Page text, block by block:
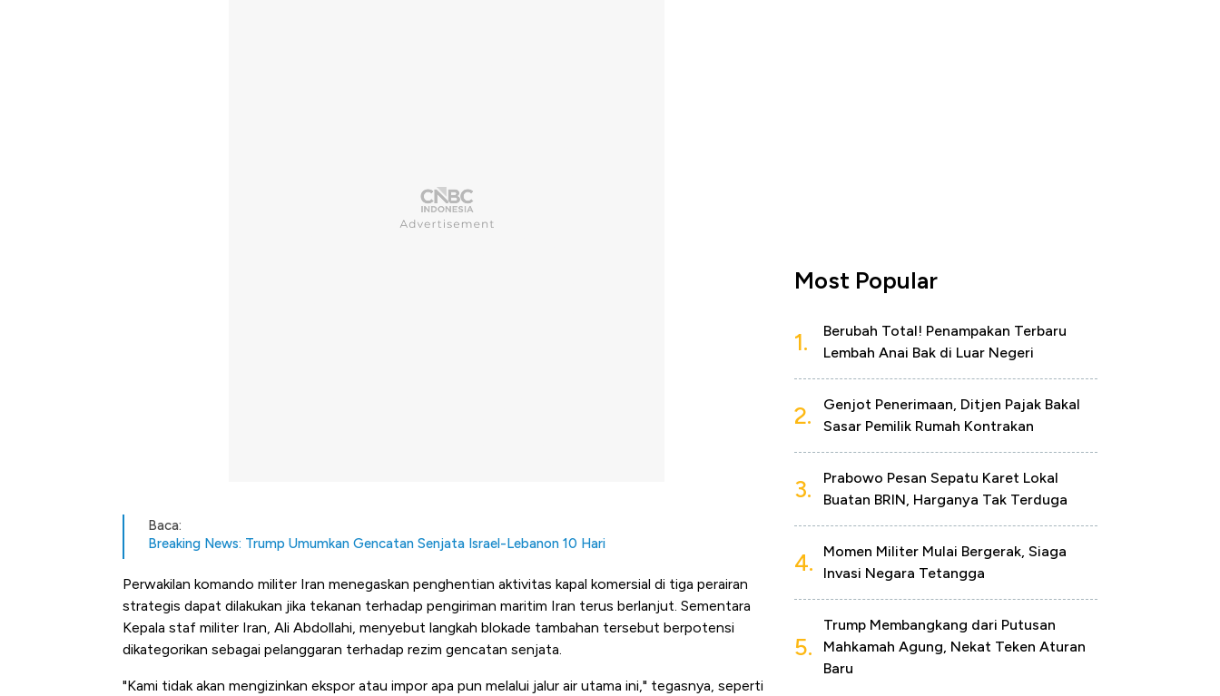
Baca:
Breaking News: Trump Umumkan Gencatan Senjata Israel-Lebanon 10 Hari
Perwakilan komando militer Iran menegaskan penghentian aktivitas kapal komersial di tiga perairan
strategis dapat dilakukan jika tekanan terhadap pengiriman maritim Iran terus berlanjut. Sementara
Kepala staf militer Iran, Ali Abdollahi, menyebut langkah blokade tambahan tersebut berpotensi
dikategorikan sebagai pelanggaran terhadap rezim gencatan senjata.
"Kami tidak akan mengizinkan ekspor atau impor apa pun melalui jalur air utama ini," tegasnya, seperti
Most Popular
1.
Berubah Total! Penampakan Terbaru
Lembah Anai Bak di Luar Negeri
2.
Genjot Penerimaan, Ditjen Pajak Bakal
Sasar Pemilik Rumah Kontrakan
3.
Prabowo Pesan Sepatu Karet Lokal
Buatan BRIN, Harganya Tak Terduga
4.
Momen Militer Mulai Bergerak, Siaga
Invasi Negara Tetangga
5.
Trump Membangkang dari Putusan
Mahkamah Agung, Nekat Teken Aturan
Baru